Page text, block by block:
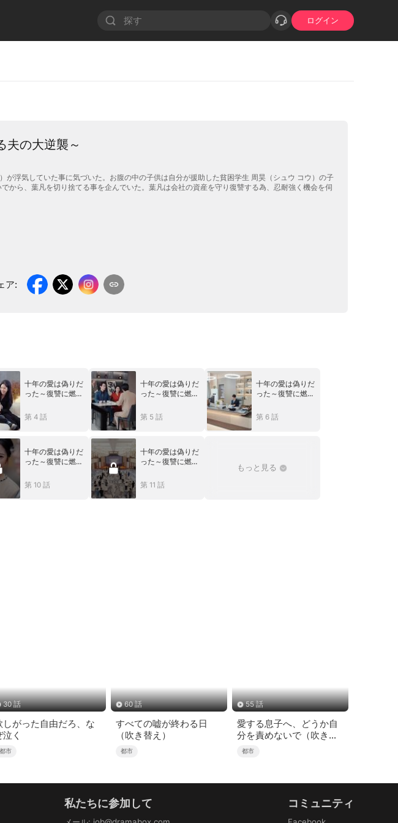
ログイン
夫の大逆襲～
が浮気していた事に気づいた。お腹の中の子供は自分が援助した貧困学生 周昊（シュウ コウ）の子
から、葉凡を切り捨てる事を企んでいた。葉凡は会社の資産を守り復讐する為、忍耐強く機会を伺
ア:
十年の愛は偽りだ
った～復讐に燃え
第 4 話
十年の愛は偽りだ
った～復讐に燃え
第 5 話
十年の愛は偽りだ
った～復讐に燃え
第 6 話
十年の愛は偽りだ
った～復讐に燃え
第 10 話
十年の愛は偽りだ
った～復讐に燃え
第 11 話
もっと見る
30 話
しがった自由だろ、な
泣く
都市
60 話
すべての嘘が終わる日
（吹き替え）
都市
55 話
愛する息子へ、どうか自
分を責めないで（吹き替
え）
都市
私たちに参加して コミュニティ